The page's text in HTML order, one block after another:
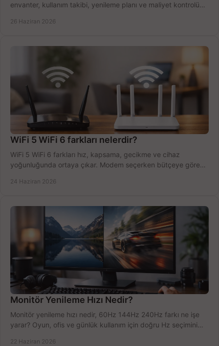
envanter, kullanım takibi, yenileme planı ve maliyet kontrolü
26 Haziran 2026
WiFi 5 WiFi 6 farkları nelerdir?
WiFi 5 WiFi 6 farkları hız, kapsama, gecikme ve cihaz
yoğunluğunda ortaya çıkar. Modem seçerken bütçeye göre
24 Haziran 2026
Monitör Yenileme Hızı Nedir?
Monitör yenileme hızı nedir, 60Hz 144Hz 240Hz farkı ne işe
yarar? Oyun, ofis ve günlük kullanım için doğru Hz seçimini
22 Haziran 2026